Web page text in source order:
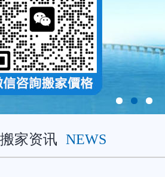
搬家资讯 NEWS